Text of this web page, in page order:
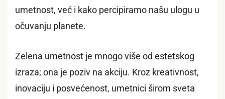
umetnost, već i kako percipiramo našu ulogu u
očuvanju planete.
Zelena umetnost je mnogo više od estetskog
izraza; ona je poziv na akciju. Kroz kreativnost,
inovaciju i posvećenost, umetnici širom sveta